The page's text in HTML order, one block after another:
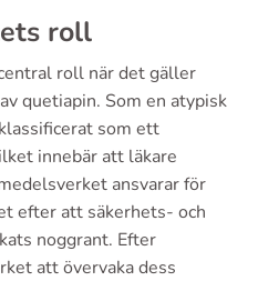
roll
roll när det gäller
quetiapin. Som en atypisk
som ett
innebär att läkare
ansvarar för
efter att säkerhets- och
noggrant. Efter
att övervaka dess